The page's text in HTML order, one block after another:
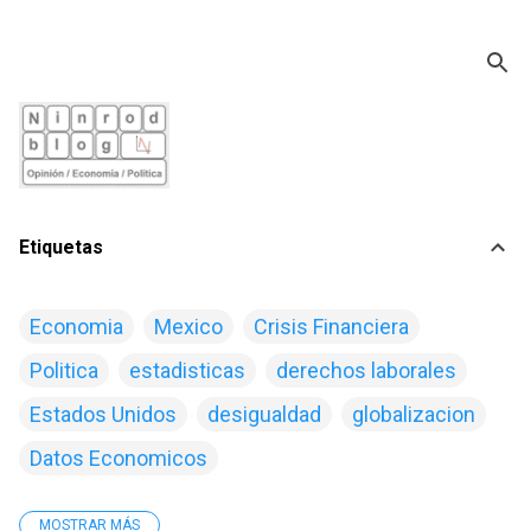
Etiquetas
Economia Mexico
Crisis Financiera
Politica
estadisticas
derechos laborales
Estados Unidos
desigualdad
globalizacion
Datos Economicos
MOSTRAR MÁS